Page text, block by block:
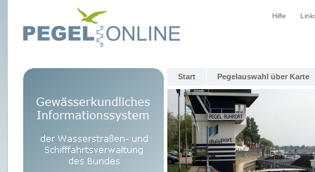
Hilfe
Start Pegelauswahl über Karte